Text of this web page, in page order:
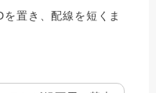
置き、配線を短くま